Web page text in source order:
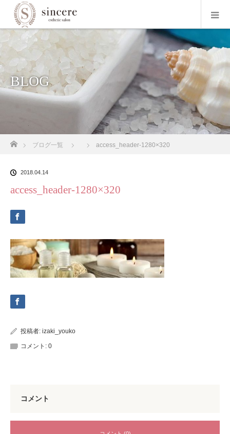
BLOG
ブログ一覧 access_header-1280×320
2018.04.14
access_header-1280×320
投稿者: izaki_youko
コメント: 0
コメント